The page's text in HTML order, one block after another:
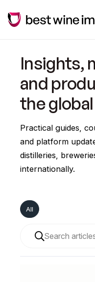
Insights,
and
the
Practical guides,
and platform
distilleries,
internationally.
All
Cuando hay